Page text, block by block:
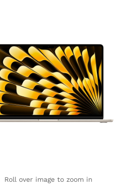
Roll over image to zoom in